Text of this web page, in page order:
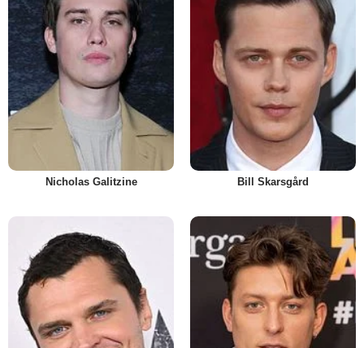
Nicholas Galitzine Bill Skarsgård